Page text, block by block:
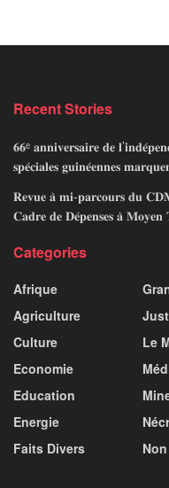
Recent Stories
𝟔𝟔ᵉ 𝐚𝐧𝐧𝐢𝐯𝐞𝐫𝐬𝐚𝐢𝐫𝐞 𝐝𝐞
𝐬𝐩𝐞́𝐜𝐢𝐚𝐥𝐞𝐬 𝐠𝐮𝐢𝐧𝐞́𝐞𝐧𝐧𝐞𝐬
𝐑𝐞𝐯𝐮𝐞 𝐚̀ 𝐦𝐢-𝐩𝐚𝐫𝐜𝐨𝐮𝐫𝐬 𝐝𝐮
𝐂𝐚𝐝𝐫𝐞 𝐝𝐞 𝐃𝐞́𝐩𝐞𝐧𝐬𝐞𝐬 𝐚̀ 𝐌𝐨𝐲𝐞𝐧
Categories
Afrique
Agriculture
Culture
Economie
Education
Energie
Faits Divers
Le